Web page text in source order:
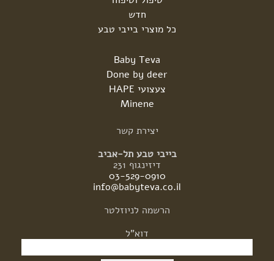
חדש
כל מוצרי בייבי טבע
Baby Teva
Done by deer
צעצועי HAPE
Minene
יצירת קשר
בייבי טבע תל-אביב
דיזינגוף 231
03-529-0910
info@babyteva.co.il
הרשמה לניוזלטר
דוא"ל